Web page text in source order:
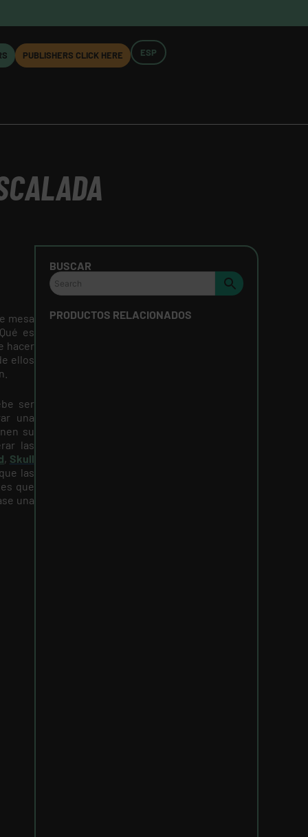
PUBLISHERS CLICK HERE ESP
mesa
es
hacer
ellos
ser
una
su
las
, Skull
las
que
una
BUSCAR
PRODUCTOS RELACIONADOS